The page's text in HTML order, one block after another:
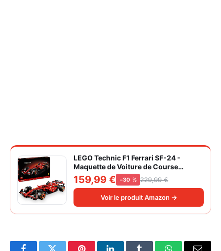
LEGO Technic F1 Ferrari SF-24 -
Maquette de Voiture de Course
Collector à Échelle 1/8 - Décoration -
Inclut Moteur V6, Boîte de Vitesses,
DRS et Volant - Idée de Cadeau pour
Adulte et Adolescent 42207
159,99 € −30 % 229,99 €
Voir le produit Amazon →